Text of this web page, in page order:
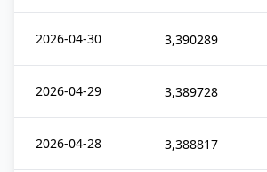
2026-04-30 3,390289
2026-04-29 3,389728
2026-04-28 3,388817